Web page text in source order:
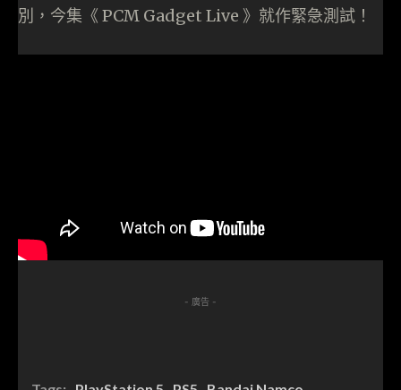
別，今集《 PCM Gadget Live 》就作緊急測試！
- 廣告 -